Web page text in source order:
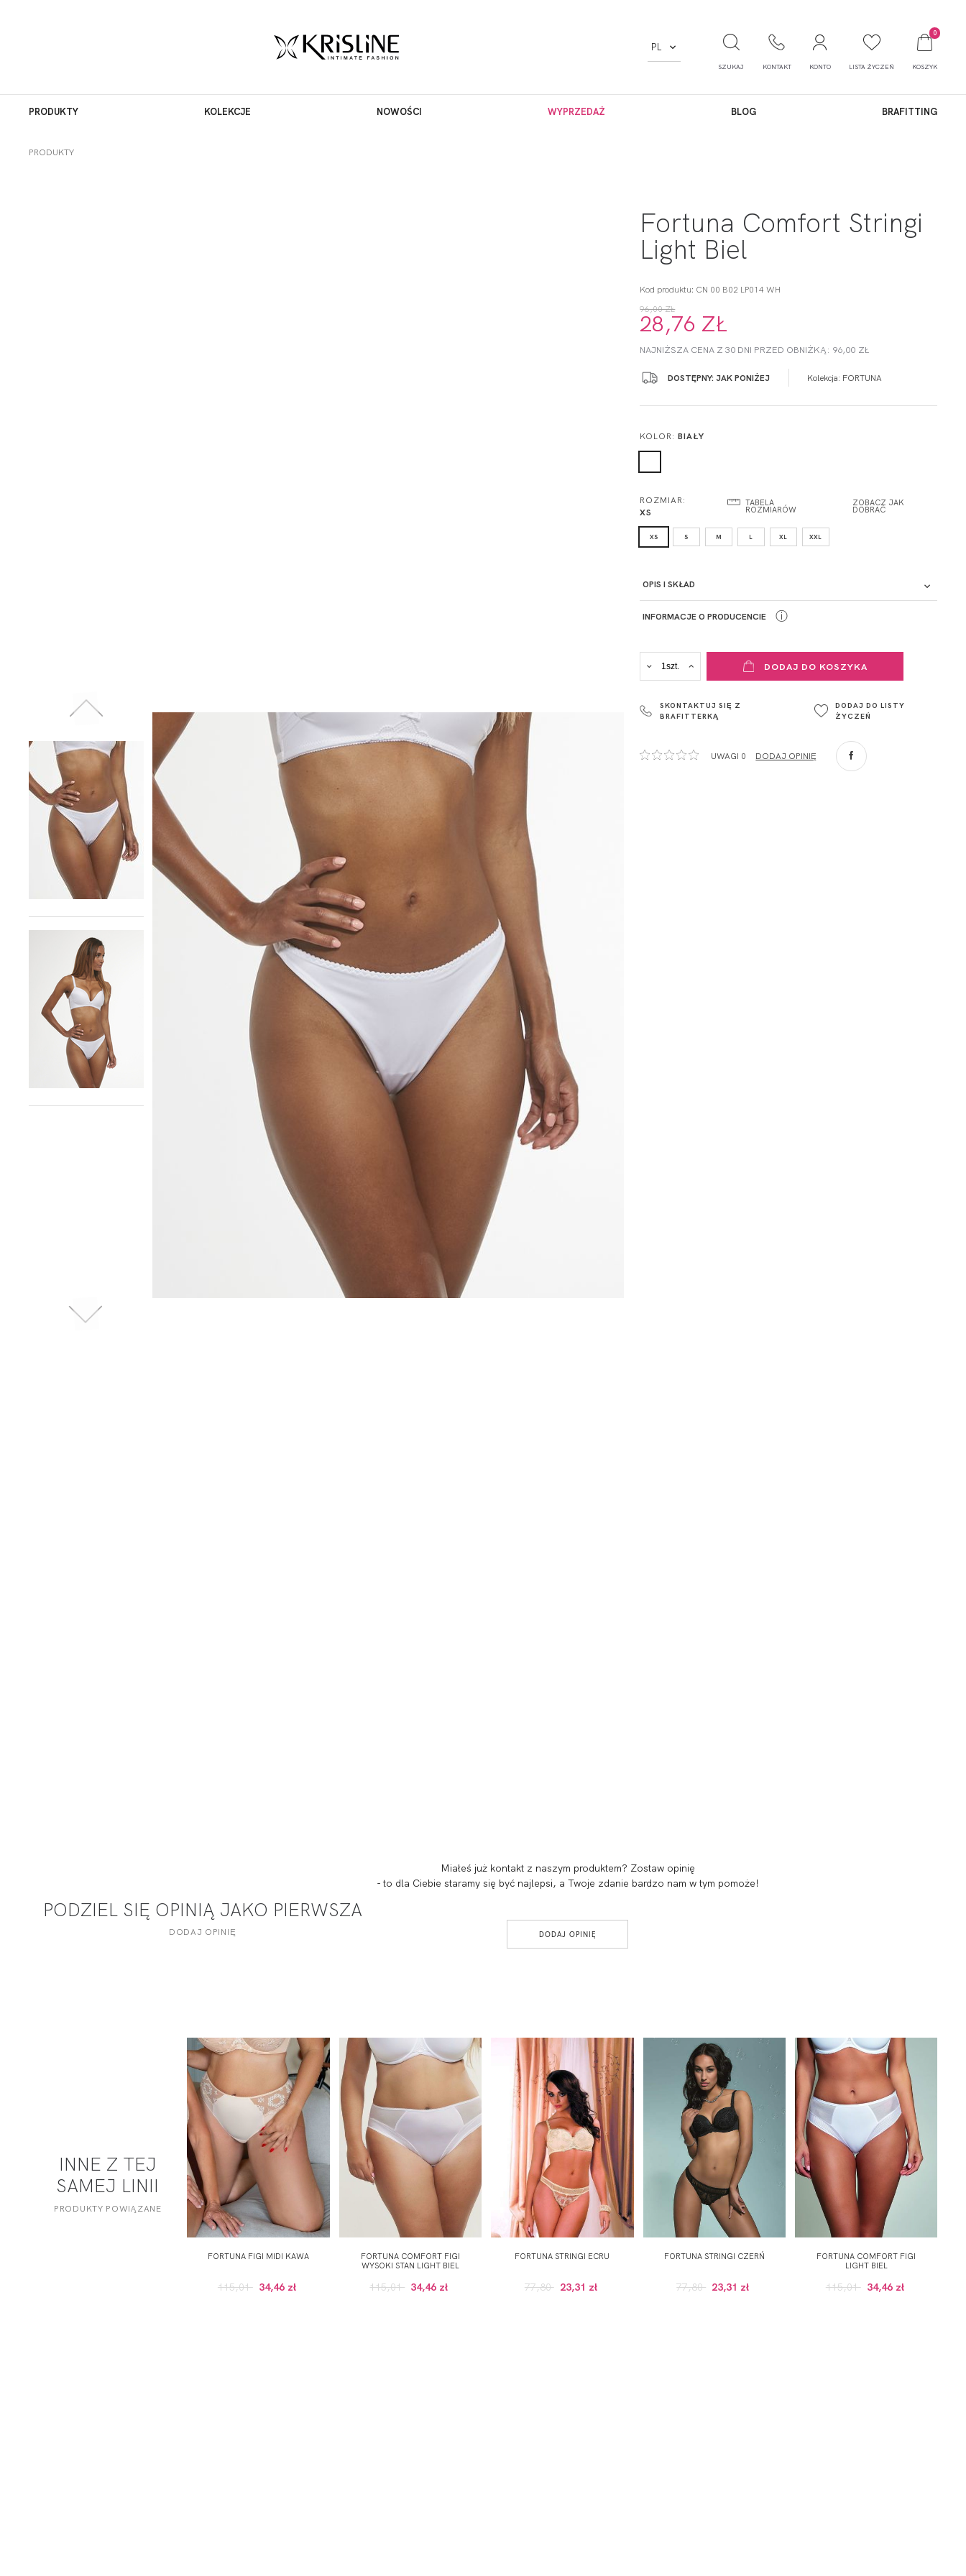
PL
SZUKAJ KONTAKT KONTO LISTA ŻYCZEŃ
0
KOSZYK
PRODUKTY KOLEKCJE NOWOŚCI WYPRZEDAŻ BLOG BRAFITTING
PRODUKTY
Fortuna Comfort Stringi
Light Biel
Kod produktu: CN 00 B02 LP014 WH
96,00 ZŁ
28,76 ZŁ
NAJNIŻSZA CENA Z 30 DNI PRZED OBNIŻKĄ: 96,00 ZŁ
DOSTĘPNY: JAK PONIŻEJ Kolekcja: FORTUNA
KOLOR:BIAŁY
ROZMIAR:
XS
TABELA
ROZMIARÓW
ZOBACZ JAK
DOBRAĆ
XS S M L XL XXL
OPIS I SKŁAD
INFORMACJE O PRODUCENCIE
+48 42 719 43 15
biuro@fashiontexgroup.com
Ul. Sienkiewicza 73 lok. 7,
90-057
Łódź
Polska
ADRES PUNKTU KONTAKTOWEGO
ul. Łowicka 89a
Głowno
PODMIOT ODPOWIEDZIALNY ZA
WPROWADZENIE DO UE
Fashiontex Group Sp.z o.o. Spółka
komandytowa
+48 42 719 43 15
biuro@fashiontexgroup.com
Ul. Sienkiewicza 73 lok. 7,
90-057
Łódź
Polska
ⓘ
DODAJ DO KOSZYKA
SKONTAKTUJ SIĘ Z
BRAFITTERKĄ
DODAJ DO LISTY
ŻYCZEŃ
UWAGI 0 DODAJ OPINIĘ
PODZIEL SIĘ OPINIĄ JAKO PIERWSZA
DODAJ OPINIĘ
Miałeś już kontakt z naszym produktem? Zostaw opinię
- to dla Ciebie staramy się być najlepsi, a Twoje zdanie bardzo nam w tym pomoże!
DODAJ OPINIĘ
INNE Z TEJ
SAMEJ LINII
PRODUKTY POWIĄZANE
FORTUNA FIGI MIDI KAWA
115,01 34,46 zł
FORTUNA COMFORT FIGI
WYSOKI STAN LIGHT BIEL
115,01 34,46 zł
FORTUNA STRINGI ECRU
77,80 23,31 zł
FORTUNA STRINGI CZERŃ
77,80 23,31 zł
FORTUNA COMFORT FIGI
LIGHT BIEL
115,01 34,46 zł